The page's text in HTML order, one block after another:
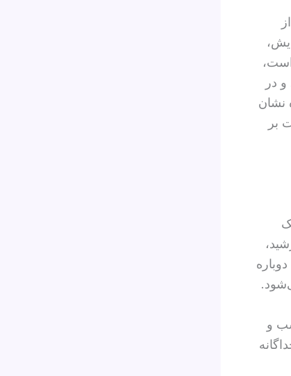
در
نشان
می‌تواند توان سرمایشی تا ۱۹۱ وات بر
و